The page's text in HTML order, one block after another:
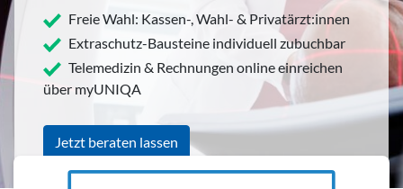
Freie Wahl: Kassen-, Wahl- & Privatärzt:innen
Extraschutz-Bausteine individuell zubuchbar
Telemedizin & Rechnungen online einreichen
über myUNIQA
Jetzt beraten lassen